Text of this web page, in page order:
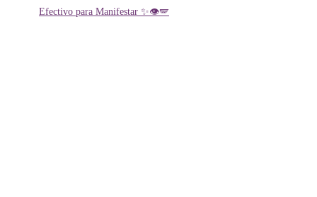
Efectivo para Manifestar ✨👁️🪽